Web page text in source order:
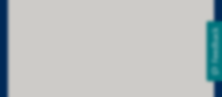
Feedback